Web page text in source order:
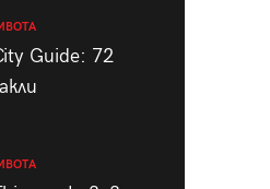
Guide: 72